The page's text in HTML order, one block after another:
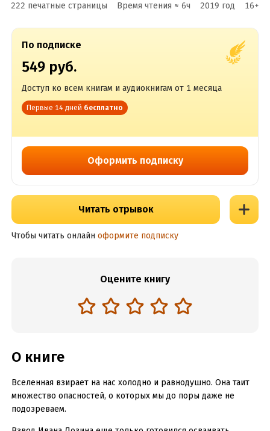
222 печатные страницы Время чтения ≈ 6ч 2019 год 16+
По подписке
549 руб.
Доступ ко всем книгам и аудиокнигам от 1 месяца
Первые 14 дней бесплатно
Оформить подписку
Читать отрывок
Чтобы читать онлайн оформите подписку
Оцените книгу
О книге
Вселенная взирает на нас холодно и равнодушно. Она таит
множество опасностей, о которых мы до поры даже не
подозреваем.